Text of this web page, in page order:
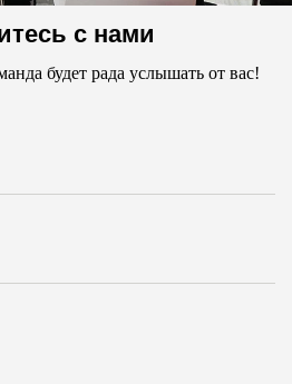
с нами
будет рада услышать от вас!